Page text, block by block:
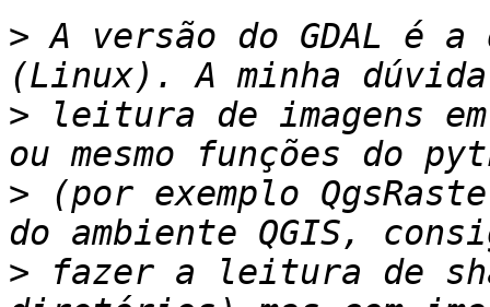
> A versão do GDAL é a
> leitura de imagens
> (por exemplo
> fazer a leitura de